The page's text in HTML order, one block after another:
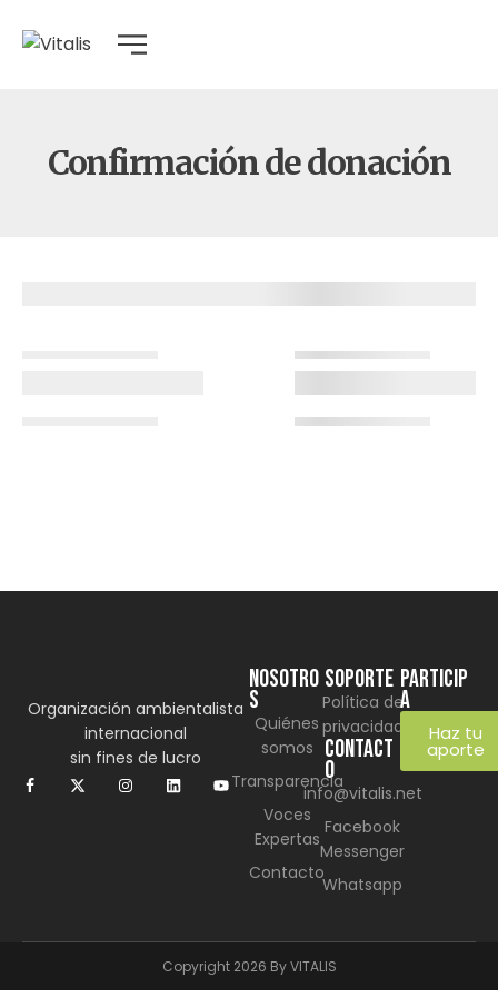
Confirmación de donación
Organización ambientalista
internacional
sin fines de lucro
NOSOTRO
S
Quiénes
somos
Transparencia
Voces
Expertas
Contacto
SOPORTE
Política de
privacidad
CONTACT
O
info@vitalis.net
Facebook
Messenger
Whatsapp
Particip
a
Haz tu
aporte
Copyright 2026 By VITALIS